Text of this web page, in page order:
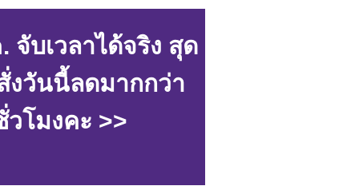
จับเวลาได้จริง สุด
งวันนี้ลดมากกว่า
โมงคะ >>